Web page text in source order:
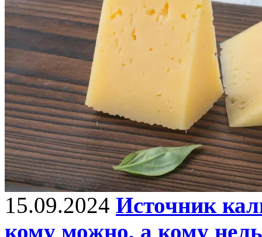
15.09.2024 Источник
кому можно, а кому